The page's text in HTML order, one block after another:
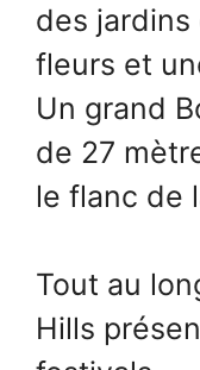
des
fleurs et
Un grand
de 27
le flanc de
Tout au
Hills